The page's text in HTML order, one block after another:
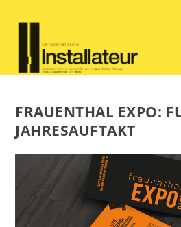
FRAUENTHAL EXPO:
JAHRESAUFTAKT